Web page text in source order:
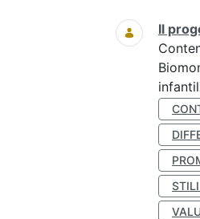
Il